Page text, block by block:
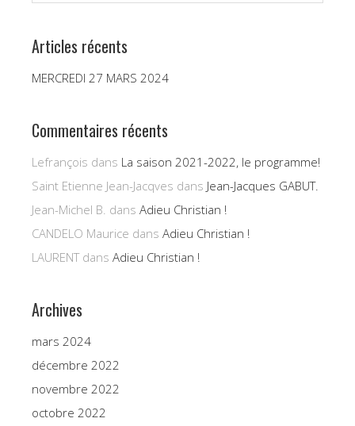
Articles récents
MERCREDI 27 MARS 2024
Commentaires récents
Lefrançois dans La saison 2021-2022, le programme!
Saint Etienne Jean-Jacqves dans Jean-Jacques GABUT.
Jean-Michel B. dans Adieu Christian !
CANDELO Maurice dans Adieu Christian !
LAURENTdans Adieu Christian !
Archives
mars 2024
décembre 2022
novembre 2022
octobre 2022